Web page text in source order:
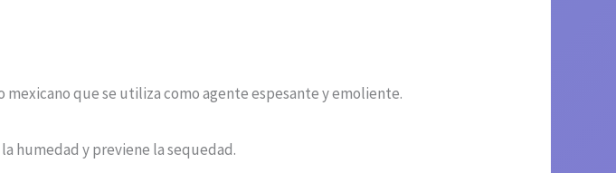
que se utiliza como agente espesante y emoliente.
humedad y previene la sequedad.